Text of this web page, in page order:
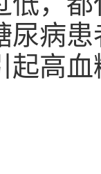
尿病
起高